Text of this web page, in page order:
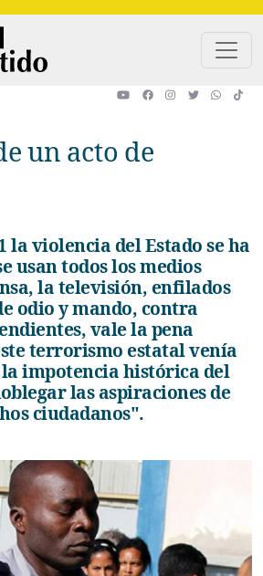
usan todos los medios
la televisión, enfilados
odio y mando, contra
vale la pena
terrorismo estatal venía
impotencia histórica del
las aspiraciones de
ciudadanos".